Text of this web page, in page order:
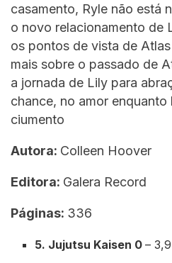
casamento, Ryle não está
o novo relacionamento de
os pontos de vista de
mais sobre o passado de
a jornada de Lily para
chance, no amor
ciumento
Autora: Colleen Hoover
Editora: Galera Record
Páginas: 336
5. Jujutsu Kaisen 0–